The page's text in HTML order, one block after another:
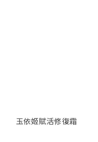
玉依姬賦活修復霜